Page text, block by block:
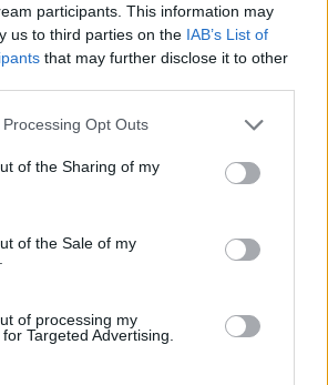
participants. This information may
us to third parties on the IAB’s List of
that may further disclose it to other
Opt Outs
of the Sharing of my
of the Sale of my
of processing my
Targeted Advertising.
Χοροί, φωνές, φωτογραφίες: Λες και
ήταν σε κλαμπ
Ισπανία
Αμετάπειστη παραμένει η ιταλική